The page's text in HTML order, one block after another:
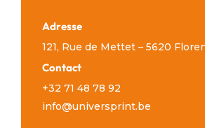
Adresse
121, Rue de Mettet – 5620
Contact
+32 71 48 78 92
info@universprint.be